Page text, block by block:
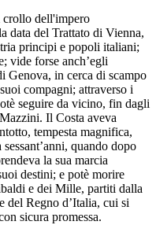
crollo dell'impero
data del Trattato di Vienna,
principi e popoli italiani;
vide forse anch’egli
Genova, in cerca di scampo
compagni; attraverso i
seguire da vicino, fin dagli
Il Costa aveva
tempesta magnifica,
quando dopo
la sua marcia
destini; e potè morire
e dei Mille, partiti dalla
del Regno d’Italia, cui si
sicura promessa.